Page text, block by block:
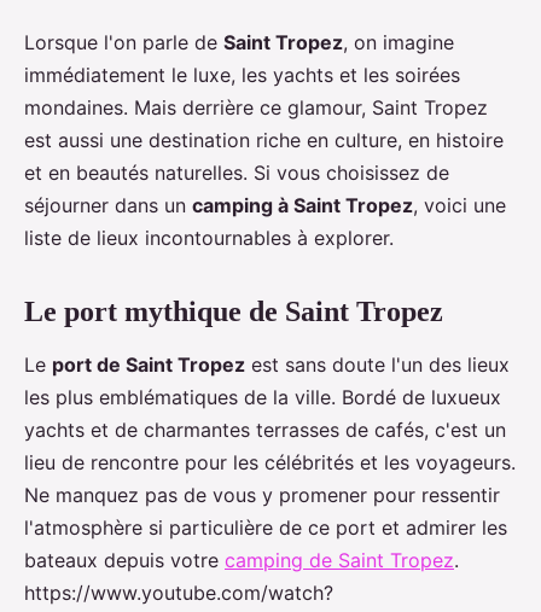
Lorsque l'on parle de Saint Tropez, on imagine
immédiatement le luxe, les yachts et les soirées
mondaines. Mais derrière ce glamour, Saint Tropez
est aussi une destination riche en culture, en histoire
et en beautés naturelles. Si vous choisissez de
séjourner dans un camping à Saint Tropez, voici une
liste de lieux incontournables à explorer.
Le port mythique de Saint Tropez
Le port de Saint Tropez est sans doute l'un des lieux
les plus emblématiques de la ville. Bordé de luxueux
yachts et de charmantes terrasses de cafés, c'est un
lieu de rencontre pour les célébrités et les voyageurs.
Ne manquez pas de vous y promener pour ressentir
l'atmosphère si particulière de ce port et admirer les
bateaux depuis votre camping de Saint Tropez.
https://www.youtube.com/watch?